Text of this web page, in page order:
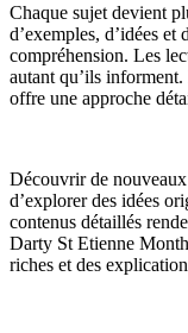
Chaque sujet devient
d’exemples, d’idées
compréhension. Les
autant qu’ils
offre une approche
Découvrir de
d’explorer des idées
contenus détaillés
Darty St Etienne
riches et des